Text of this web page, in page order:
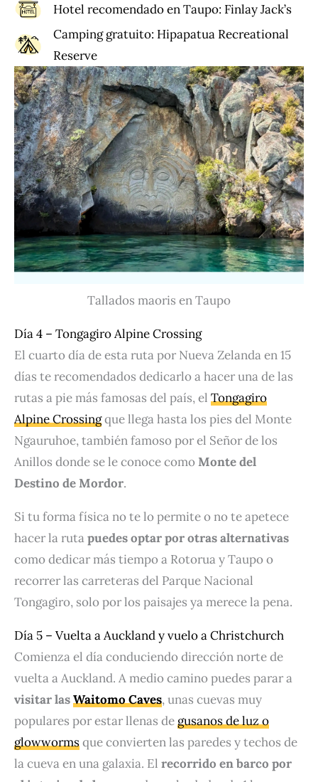
Hotel recomendado en Taupo: Finlay Jack’s
Camping gratuito: Hipapatua Recreational
Reserve
Tallados maoris en Taupo
Día 4 – Tongagiro Alpine Crossing
El cuarto día de esta ruta por Nueva Zelanda en 15
días te recomendados dedicarlo a hacer una de las
rutas a pie más famosas del país, el Tongagiro
Alpine Crossingque llega hasta los pies del Monte
Ngauruhoe, también famoso por el Señor de los
Anillos donde se le conoce comoMonte del
Destino de Mordor.
Si tu forma física no te lo permite o no te apetece
hacer la rutapuedes optar por otras alternativas
como dedicar más tiempo a Rotorua y Taupo o
recorrer las carreteras del Parque Nacional
Tongagiro, solo por los paisajes ya merece la pena.
Día 5 – Vuelta a Auckland y vuelo a Christchurch
Comienza el día conduciendo dirección norte de
vuelta a Auckland. A medio camino puedes parar a
visitar lasWaitomo Caves, unas cuevas muy
populares por estar llenas degusanos de luz o
glowwormsque convierten las paredes y techos de
la cueva en una galaxia. El recorrido en barco por